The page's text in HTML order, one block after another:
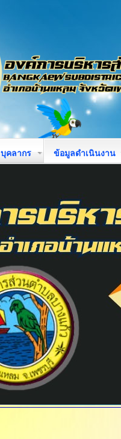
บุคลากร ข้อมูลดำเนินงาน